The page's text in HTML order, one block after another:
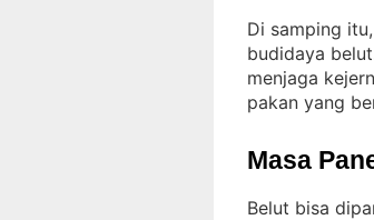
Di samping
budidaya belut
menjaga
pakan yang
Masa
Belut bisa